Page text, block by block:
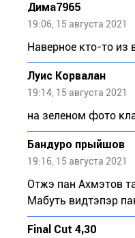
Дима7965
19:06, 15 августа 2021
Наверное кто-то из
Луис Корвалан
19:14, 15 августа 2021
на зеленом фото
Бандуро прыйшов
19:16, 15 августа 2021
Отжэ пан Ахмэтов
Мабуть видтэпэр
Final Cut 4,30